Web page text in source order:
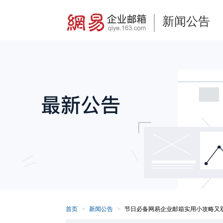
新闻公告
首页 新闻公告 节日必备网易企业邮箱实用小攻略又